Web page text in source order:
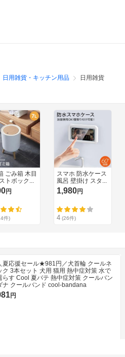
日用雑貨・キッチン用品 日用雑貨